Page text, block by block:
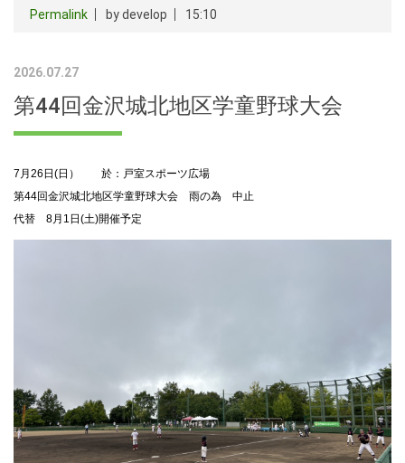
Permalink by develop 15:10
2026.07.27
第44回金沢城北地区学童野球大会
7月26日(日） 於：戸室スポーツ広場
第44回金沢城北地区学童野球大会 雨の為 中止
代替 8月1日(土)開催予定